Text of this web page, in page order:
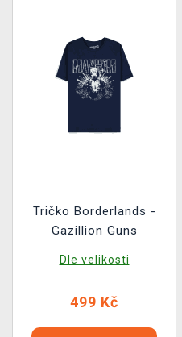
Tričko Borderlands -
Gazillion Guns
Dle velikosti
499 Kč